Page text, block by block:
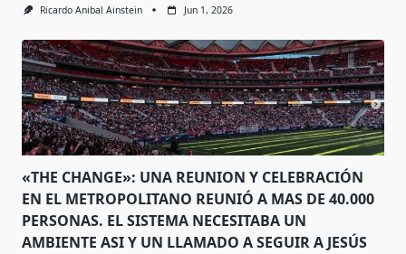
Ricardo Anibal Ainstein Jun 1, 2026
«THE CHANGE»: UNA REUNION Y CELEBRACIÓN
EN EL METROPOLITANO REUNIÓ A MAS DE 40.000
PERSONAS. EL SISTEMA NECESITABA UN
AMBIENTE ASI Y UN LLAMADO A SEGUIR A JESÚS